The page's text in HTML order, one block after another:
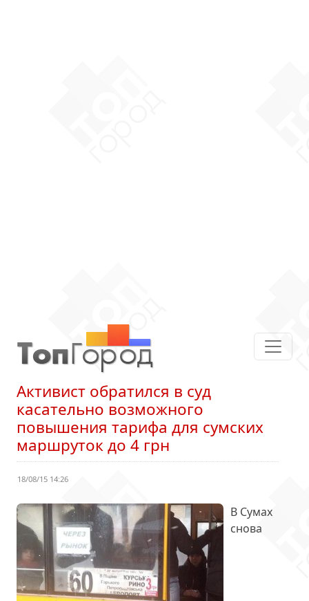
Активист обратился в суд
касательно возможного
повышения тарифа для сумских
маршруток до 4 грн
18/08/15 14:26
В Сумах
снова